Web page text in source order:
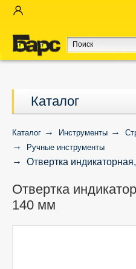
Каталог
Каталог Инструменты
Ручные инструменты
Отвертка
Отвертка
140 мм